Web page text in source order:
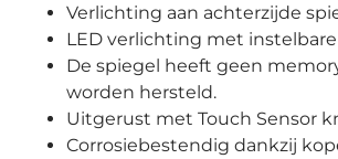
Verlichting aan achterzijde
LED verlichting met
De spiegel heeft geen
worden hersteld.
Uitgerust met Touch Sensor
Corrosiebestendig dankzij